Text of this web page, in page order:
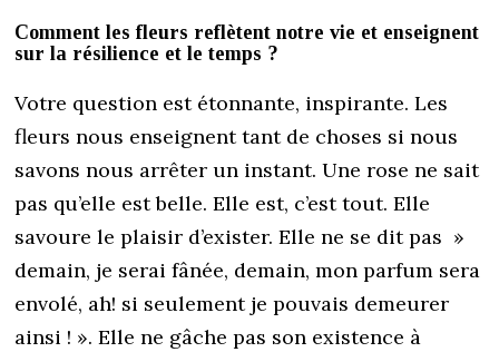
Comment les fleurs reflètent notre vie et enseignent
sur la résilience et le temps ?
Votre question est étonnante, inspirante. Les
fleurs nous enseignent tant de choses si nous
savons nous arrêter un instant. Une rose ne sait
pas qu’elle est belle. Elle est, c’est tout. Elle
savoure le plaisir d’exister. Elle ne se dit pas »
demain, je serai fânée, demain, mon parfum sera
envolé, ah! si seulement je pouvais demeurer
ainsi ! ». Elle ne gâche pas son existence à